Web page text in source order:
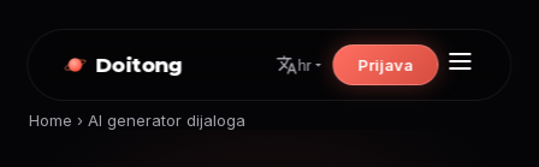
Doitong hr Prijava
Home › AI generator dijaloga